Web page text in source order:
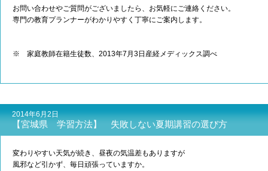
お問い合わせやご質問がございましたら、お気軽にご連絡ください。
専門の教育プランナーがわかりやすく丁寧にご案内します。
※ 家庭教師在籍生徒数、2013年7月3日産経メディックス調べ
2014年6月2日
【宮城県 学習方法】 失敗しない夏期講習の選び方
変わりやすい天気が続き、昼夜の気温差もありますが
風邪など引かず、毎日頑張っていますか。